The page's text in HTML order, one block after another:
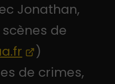
Jonathan,
de
)
de crimes,